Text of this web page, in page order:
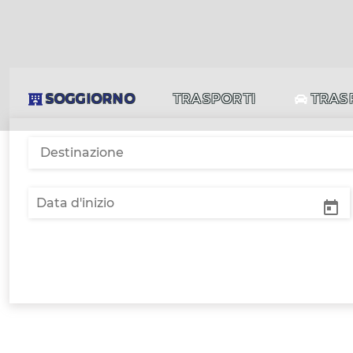
SOGGIORNO TRASPORTI